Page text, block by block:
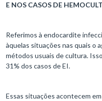
E NOS CASOS DE
Referimos à endocardite
àquelas situações nas quais o
métodos usuais de cultura.
31% dos casos de EI.
Essas situações acontecem